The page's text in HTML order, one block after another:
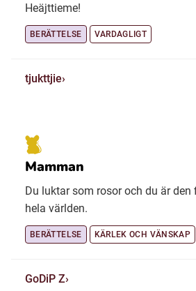
Heäjttieme!
BERÄTTELSE VARDAGLIGT
tjukttjie
Mamman
Du luktar som rosor och du är
hela världen.
BERÄTTELSE KÄRLEK OCH VÄNSKAP
GoDiP Z